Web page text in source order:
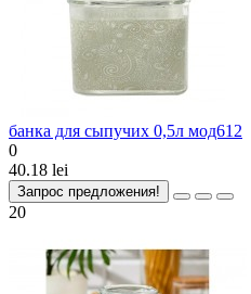
банка для сыпучих 0,5л мод612
0
40.18 lei
Запрос предложения!
20